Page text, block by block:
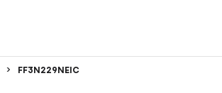
FF3N229NEIC